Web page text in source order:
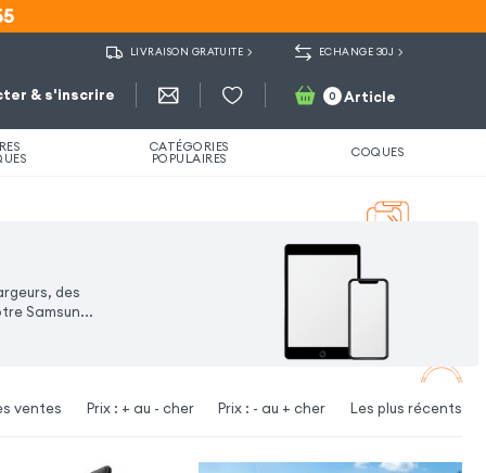
LIVRAISON GRATUITE ECHANGE 30J
& s'inscrire 0 Article
CATÉGORIES
POPULAIRES COQUES
des
Samsun...
ventes Prix : + au - cher Prix : - au + cher Les plus récents